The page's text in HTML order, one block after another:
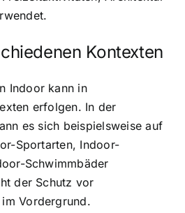
Kontexten
Indoor kann in
erfolgen. In der
es sich beispielsweise auf
Sportarten, Indoor-
Schwimmbäder
der Schutz vor
Vordergrund.